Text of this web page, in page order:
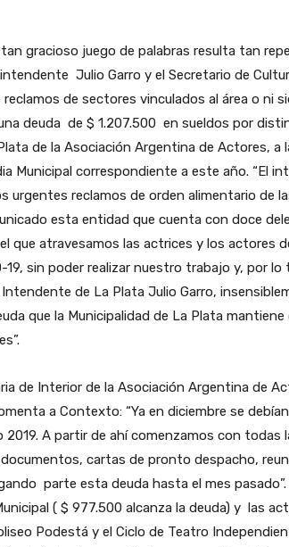
gracioso juego de palabras resulta tan
Julio Garro y el Secretario de
de sectores vinculados al área o ni
deuda de $ 1.207.500 en sueldos por
de la Asociación Argentina de Actores, a
Municipal correspondiente a este año. “El
urgentes reclamos de orden alimentario de
esta entidad que cuenta con doce
que atravesamos las actrices y los actores
19, sin poder realizar nuestro trabajo y, por
de La Plata Julio Garro,
que la Municipalidad de La Plata
de Interior de la Asociación Argentina de
a Contexto: “Ya en diciembre se
2019. A partir de ahí comenzamos con
cartas de pronto despacho,
parte esta deuda hasta el mes
( $ 977.500 alcanza la deuda) y las
Podestá y el Ciclo de Teatro